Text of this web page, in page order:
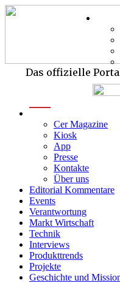
Das offizielle
Cer Magazine
Kiosk
App
Presse
Kontakte
Über uns
Editorial Kommentare
Events
Verantwortung
Markt Wirtschaft
Technik
Interviews
Produkttrends
Projekte
Geschichte und